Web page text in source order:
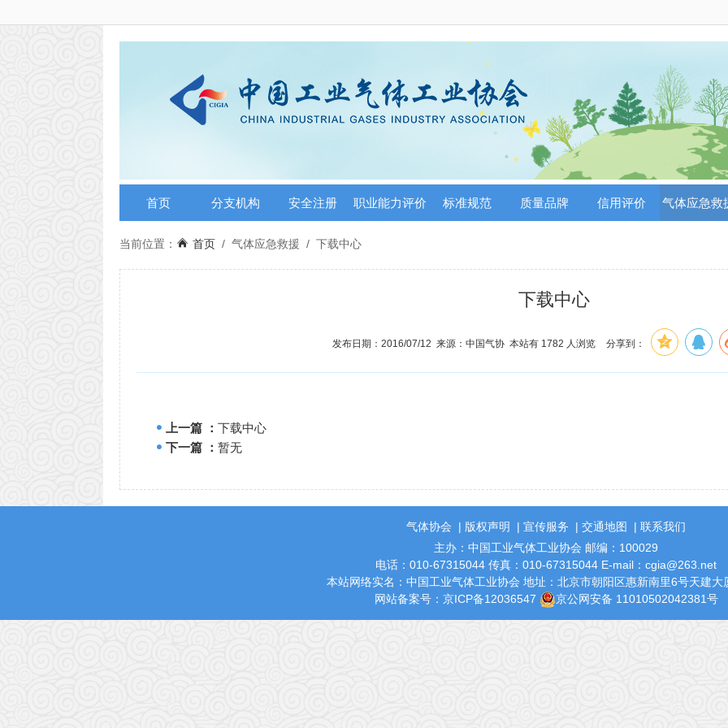
首页 分支机构 安全注册 职业能力评价 标准规范 质量品牌 信用评价 气体应急救
当前位置： 首页 / 气体应急救援 / 下载中心
下载中心
发布日期：2016/07/12 来源：中国气协 本站有 1782 人浏览 分享到：
上一篇 ： 下载中心
下一篇 ： 暂无
气体协会 | 版权声明 | 宣传服务 | 交通地图 | 联系我们
主办：中国工业气体工业协会 邮编：100029
电话：010-67315044 传真：010-67315044 E-mail：cgia@263.net
本站网络实名：中国工业气体工业协会 地址：北京市朝阳区惠新南里6号天建大
网站备案号： 京ICP备12036547 京公网安备 11010502042381号